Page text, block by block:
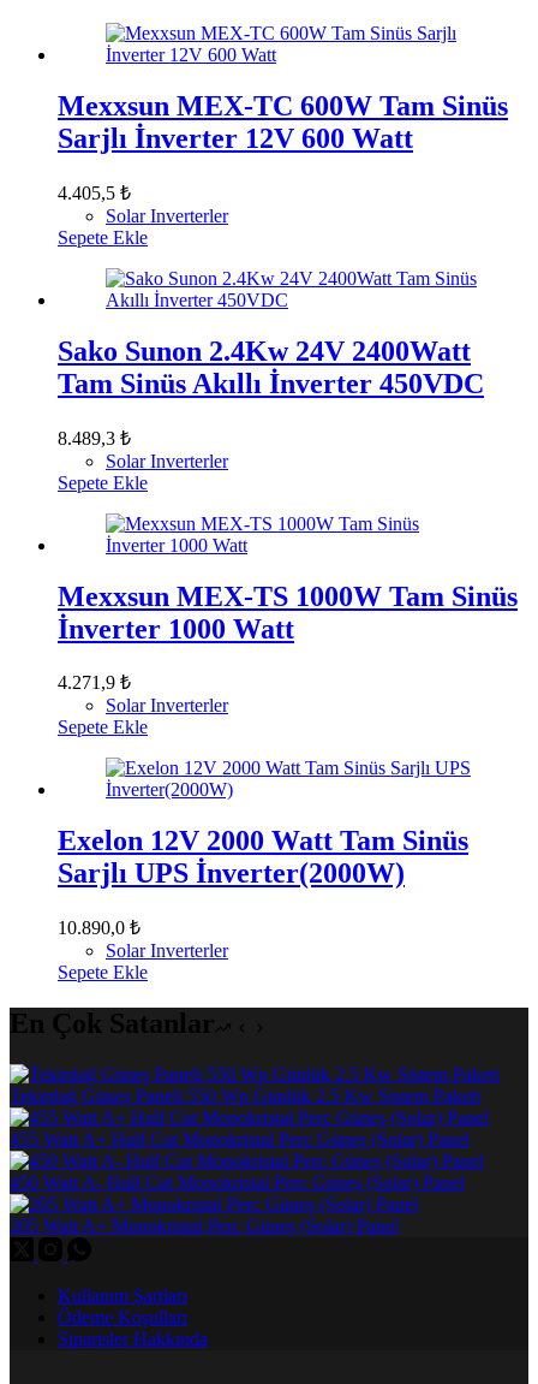
Mexxsun MEX-TC 600W Tam Sinüs
Sarjlı İnverter 12V 600 Watt
4.405,5 ₺
Solar Inverterler
Sepete Ekle
Sako Sunon 2.4Kw 24V 2400Watt
Tam Sinüs Akıllı İnverter 450VDC
8.489,3 ₺
Solar Inverterler
Sepete Ekle
Mexxsun MEX-TS 1000W Tam Sinüs
İnverter 1000 Watt
4.271,9 ₺
Solar Inverterler
Sepete Ekle
Exelon 12V 2000 Watt Tam Sinüs
Sarjlı UPS İnverter(2000W)
10.890,0 ₺
Solar Inverterler
Sepete Ekle
En Çok Satanlar
Tekirdağ Güneş Paneli 550 Wp Günlük 2.5 Kw Sistem Paketi
455 Watt A+ Half Cut Monokristal Perc Güneş (Solar) Panel
450 Watt A- Half Cut Monokristal Perc Güneş (Solar) Panel
205 Watt A+ Monokristal Perc Güneş (Solar) Panel
Kullanım Şartları
Ödeme Koşulları
Siparişler Hakkında